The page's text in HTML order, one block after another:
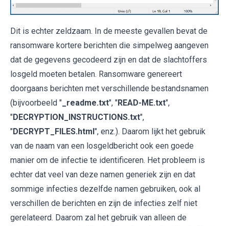
Dit is echter zeldzaam. In de meeste gevallen bevat de
ransomware kortere berichten die simpelweg aangeven
dat de gegevens gecodeerd zijn en dat de slachtoffers
losgeld moeten betalen. Ransomware genereert
doorgaans berichten met verschillende bestandsnamen
(bijvoorbeeld " _readme.txt", "READ-ME.txt",
"DECRYPTION_INSTRUCTIONS.txt",
"DECRYPT_FILES.html ", enz.). Daarom lijkt het gebruik
van de naam van een losgeldbericht ook een goede
manier om de infectie te identificeren. Het probleem is
echter dat veel van deze namen generiek zijn en dat
sommige infecties dezelfde namen gebruiken, ook al
verschillen de berichten en zijn de infecties zelf niet
gerelateerd. Daarom zal het gebruik van alleen de